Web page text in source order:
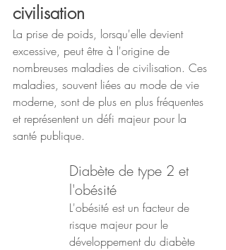
civilisation
La prise de poids, lorsqu'elle devient
excessive, peut être à l'origine de
nombreuses maladies de civilisation. Ces
maladies, souvent liées au mode de vie
moderne, sont de plus en plus fréquentes
et représentent un défi majeur pour la
santé publique.
Diabète de type 2 et
l'obésité
L'obésité est un facteur de
risque majeur pour le
développement du diabète